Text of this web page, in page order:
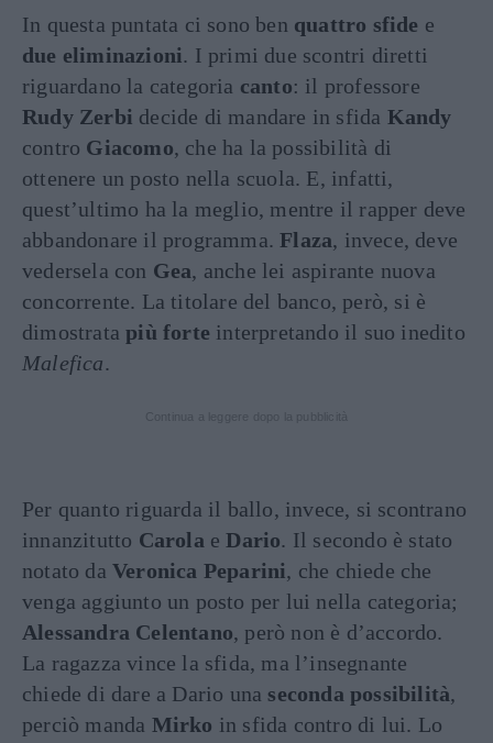
In questa puntata ci sono ben quattro sfide e
due eliminazioni. I primi due scontri diretti
riguardano la categoria canto: il professore
Rudy Zerbi decide di mandare in sfida Kandy
contro Giacomo, che ha la possibilità di
ottenere un posto nella scuola. E, infatti,
quest’ultimo ha la meglio, mentre il rapper deve
abbandonare il programma.Flaza, invece, deve
vedersela con Gea, anche lei aspirante nuova
concorrente. La titolare del banco, però, si è
dimostratapiù forte interpretando il suo inedito
Malefica.
Per quanto riguarda il ballo, invece, si scontrano
innanzitutto Carola eDario. Il secondo è stato
notato da Veronica Peparini, che chiede che
venga aggiunto un posto per lui nella categoria;
Alessandra Celentano, però non è d’accordo.
La ragazza vince la sfida, ma l’insegnante
chiede di dare a Dario una seconda possibilità,
perciò manda Mirko in sfida contro di lui. Lo